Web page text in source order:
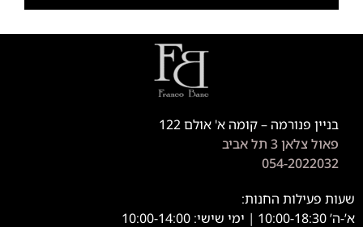
בניין פנורמה – קומה א' אולם 122
פאול צלאן 3 תל אביב
054-2022032
שעות פעילות החנות:
א’-ה’ 10:00-18:30 | ימי שישי: 10:00-14:00